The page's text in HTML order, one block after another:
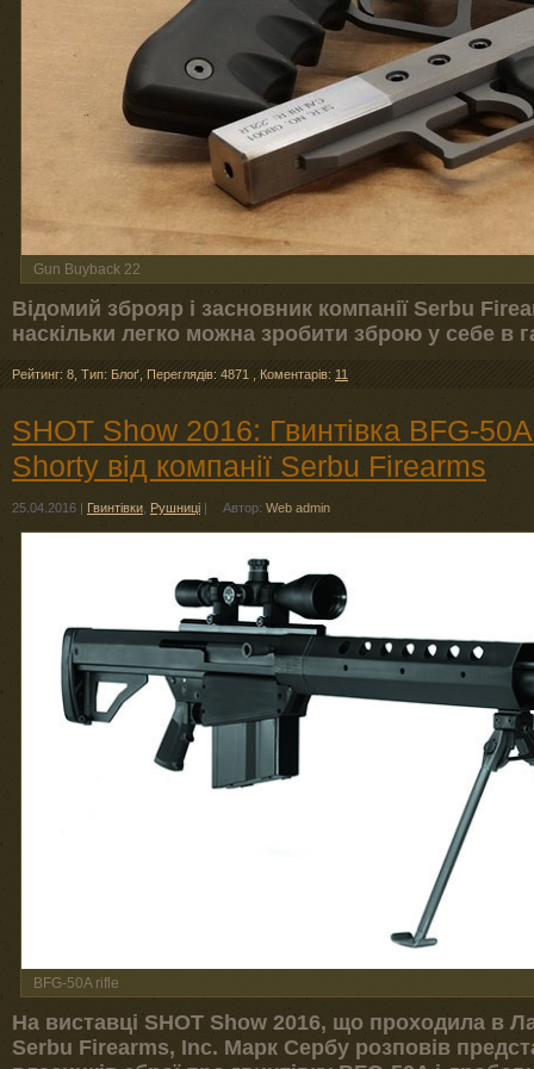
Gun Buyback 22
Відомий зброяр і засновник компанії Serbu
наскільки легко можна зробити зброю у себе в
Рейтинг: 8 Тип: Блоґ Переглядів: 4871 Коментарів: 11
SHOT Show 2016: Гвинтівка BFG-
Shorty від компанії Serbu Firearms
25.04.2016 | Гвинтівки Рушниці | Автор: Web admin
BFG-50A rifle
На виставці SHOT Show 2016, що проходила в
Serbu Firearms, Inc. Марк Сербу розповів